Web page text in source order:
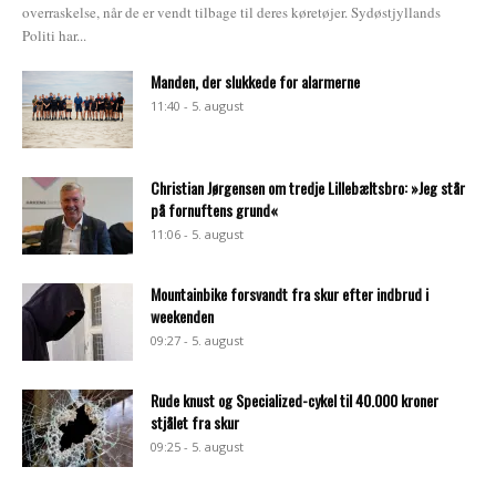
overraskelse, når de er vendt tilbage til deres køretøjer. Sydøstjyllands
Politi har...
Manden, der slukkede for alarmerne
11:40 - 5. august
Christian Jørgensen om tredje Lillebæltsbro: »Jeg står
på fornuftens grund«
11:06 - 5. august
Mountainbike forsvandt fra skur efter indbrud i
weekenden
09:27 - 5. august
Rude knust og Specialized-cykel til 40.000 kroner
stjålet fra skur
09:25 - 5. august